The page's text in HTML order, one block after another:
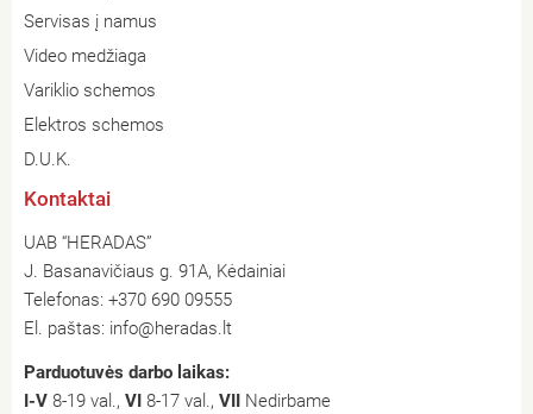
Servisas į namus
Video medžiaga
Variklio schemos
Elektros schemos
D.U.K.
Kontaktai
UAB “HERADAS”
J. Basanavičiaus g. 91A, Kėdainiai
Telefonas: +370 690 09555
El. paštas: info@heradas.lt
Parduotuvės darbo laikas:
I-V 8-19 val., VI 8-17 val., VII Nedirbame